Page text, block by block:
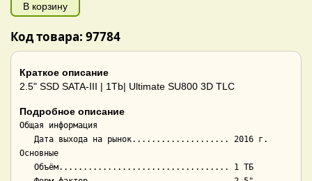
В корзину
Код товара: 97784
Краткое описание
2.5" SSD SATA-III | 1Tb| Ultimate SU800 3D TLC
Подробное описание
Общая информация
Основные